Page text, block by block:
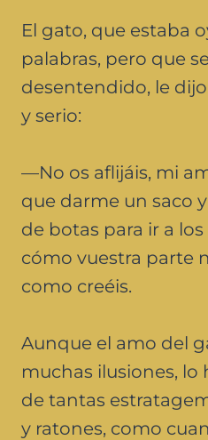
El gato, que estaba
palabras, pero que
desentendido, le
y serio:
—No os aflijáis, mi
que darme un saco
de botas para ir a los
cómo vuestra parte
como creéis.
Aunque el amo del
muchas ilusiones, lo
de tantas
y ratones, como